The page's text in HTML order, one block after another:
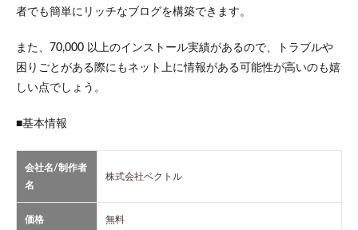
者でも簡単にリッチなブログを構築できます。
また、70,000 以上のインストール実績があるので、トラブルや
困りごとがある際にもネット上に情報がある可能性が高いのも嬉
しい点でしょう。
■基本情報
会社名/制作者
名
株式会社ベクトル
価格 無料